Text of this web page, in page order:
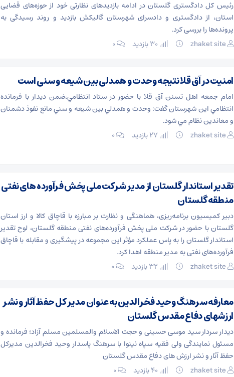
رئیس کل دادگستری گلستان در ادامه بازدیدهای نظارتی خود از حوزه‌های قضایی
استان، از دادگستری و دادسرای شهرستان گالیکش بازدید و روند رسیدگی به
پرونده‌ها را بررسی کرد.
zhaket site
۰
امنیت در آق قلا نتیجه وحدت و همدلی بین شیعه و سنی است
امام جمعه اهل تسنن آق قلا با حضور در ستاد انتظامي،ضمن ديدار با فرمانده
انتظامي اين شهرستان گفت: وحدت و همدلي بين شيعه و سني مانع نفوذ دشمنان
و معاندين نظام مي شود.
zhaket site
۰
تقدیر استاندار گلستان از مدیر شرکت ملی پخش فرآورده های نفتی
منطقه گلستان
دبیر کمیسیون برنامه‌ریزی، هماهنگی و نظارت بر مبارزه با قاچاق کالا و ارز استان
گلستان با حضور در شرکت ملی پخش فرآورده‌های نفتی منطقه گلستان، لوح تقدیر
استاندار گلستان را به پاس عملکرد مؤثر این مجموعه در پیشگیری و مقابله با قاچاق
فرآورده‌های نفتی به مدیر منطقه اهدا کرد.
zhaket site
۰
معارفه سرهنگ وحید فخرالدین به عنوان مدیر کل حفظ آثار و نشر
ارزشهای دفاع مقدس گلستان
دیدار سردار سید موسی حسینی و حجت الاسلام والمسلمين مسلم آزاد؛ فرمانده و
مسئول نمایندگی ولی فقیه سپاه نینوا با سرهنگ پاسدار وحید فخرالدین مدیرکل
حفظ آثار و نشر ارزش های دفاع مقدس گلستان
zhaket site
۰